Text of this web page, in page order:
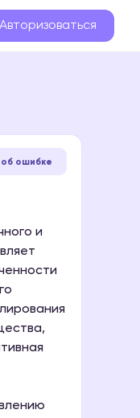
Авторизоваться
ошибке
и